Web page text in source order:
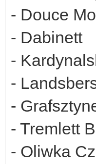
- Douce
- Dabinett
-
-
-
- Tremlett
- Oliwka